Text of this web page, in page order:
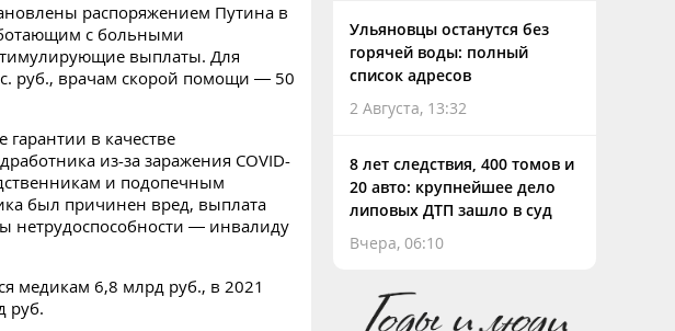
распоряжением Путина в
с больными
выплаты. Для
руб., врачам скорой помощи — 50
в качестве
из-за заражения COVID-
и подопечным
был причинен вред, выплата
нетрудоспособности — инвалиду
медикам 6,8 млрд руб., в 2021
руб.
Ульяновцы останутся без
горячей воды: полный
список адресов
2 Августа, 13:32
8 лет следствия, 400 томов и
20 авто: крупнейшее дело
липовых ДТП зашло в суд
Вчера, 06:10